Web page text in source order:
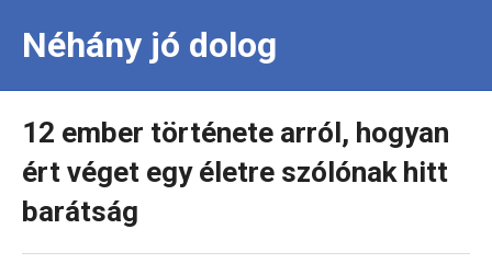
Néhány jó dolog
12 ember története arról, hogyan
ért véget egy életre szólónak hitt
barátság